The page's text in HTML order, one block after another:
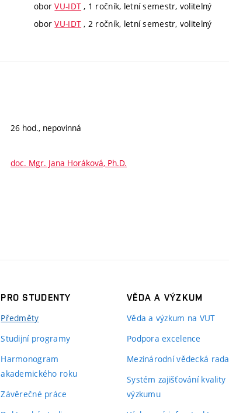
oborVU-IDT , 1 ročník, letní semestr, volitelný
oborVU-IDT , 2 ročník, letní semestr, volitelný
26 hod., nepovinná
doc. Mgr. Jana Horáková, Ph.D.
PRO STUDENTY
Předměty
Studijní programy
Harmonogram
akademického roku
Závěrečné práce
VĚDA A VÝZKUM
Věda a výzkum na VUT
Podpora excelence
Mezinárodní vědecká rada
Systém zajišťování kvality
výzkumu